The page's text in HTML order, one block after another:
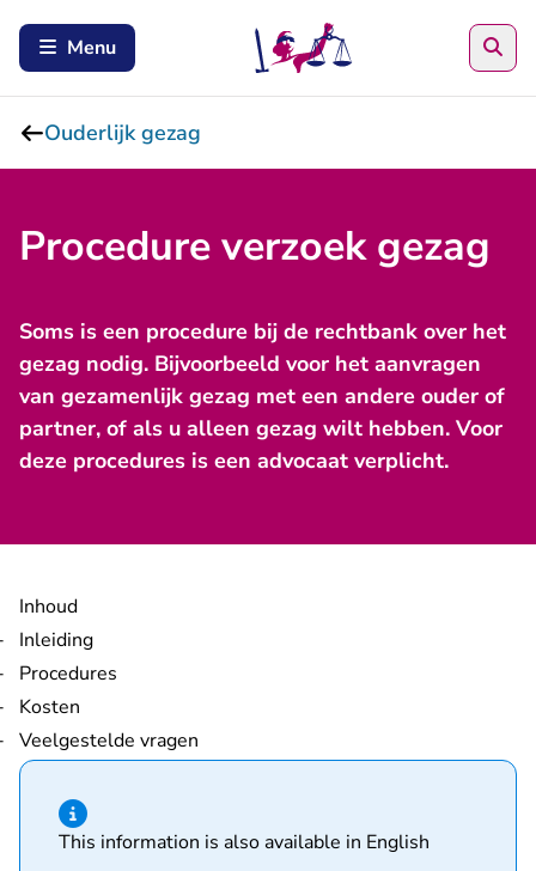
Menu
Ouderlijk gezag
Procedure verzoek gezag
Soms is een procedure bij de rechtbank over het
gezag nodig. Bijvoorbeeld voor het aanvragen
van gezamenlijk gezag met een andere ouder of
partner, of als u alleen gezag wilt hebben. Voor
deze procedures is een advocaat verplicht.
Inhoud
Inleiding
Procedures
Kosten
Veelgestelde vragen
Hint van type informatie
This information is also available in English